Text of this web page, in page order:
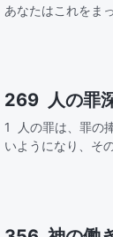
あなたはこれをま
269 人の罪
1 人の罪は、罪の
いようになり、そ